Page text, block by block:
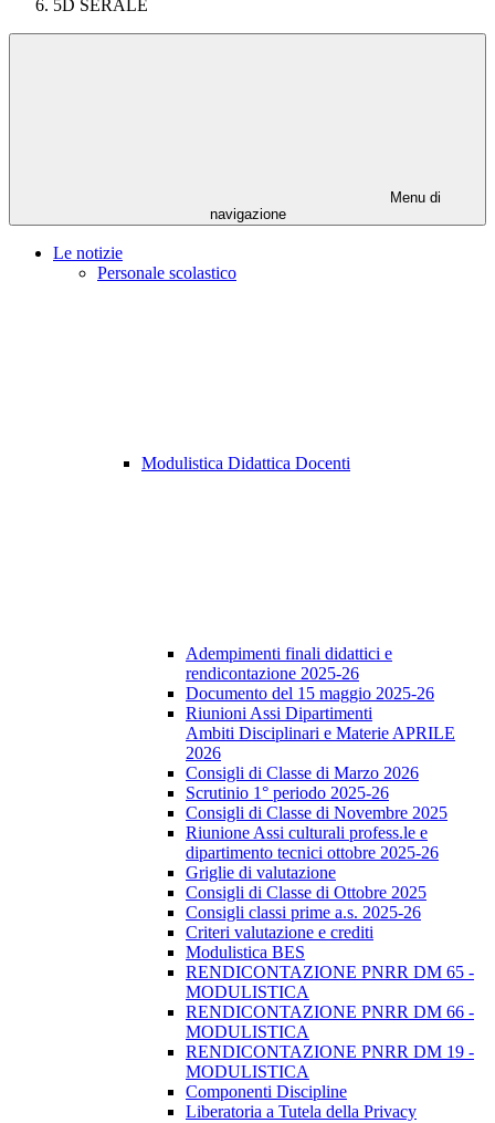
5D SERALE
Menu di
navigazione
Le notizie
Personale scolastico
Modulistica Didattica Docenti
Adempimenti finali didattici e
rendicontazione 2025-26
Documento del 15 maggio 2025-26
Riunioni Assi Dipartimenti
Ambiti Disciplinari e Materie APRILE
2026
Consigli di Classe di Marzo 2026
Scrutinio 1° periodo 2025-26
Consigli di Classe di Novembre 2025
Riunione Assi culturali profess.le e
dipartimento tecnici ottobre 2025-26
Griglie di valutazione
Consigli di Classe di Ottobre 2025
Consigli classi prime a.s. 2025-26
Criteri valutazione e crediti
Modulistica BES
RENDICONTAZIONE PNRR DM 65 -
MODULISTICA
RENDICONTAZIONE PNRR DM 66 -
MODULISTICA
RENDICONTAZIONE PNRR DM 19 -
MODULISTICA
Componenti Discipline
Liberatoria a Tutela della Privacy